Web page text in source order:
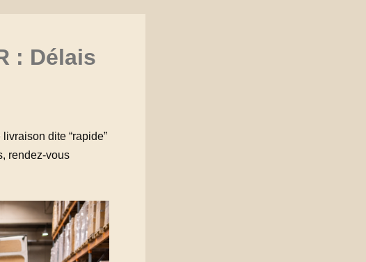
: Délais
livraison dite “rapide”
rendez-vous